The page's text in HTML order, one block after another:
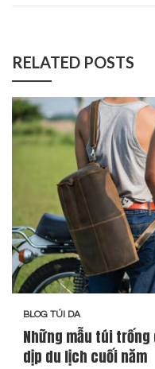
RELATED POSTS
BLOG TÚI DA
Những mẫu túi
dịp du lịch cuối năm